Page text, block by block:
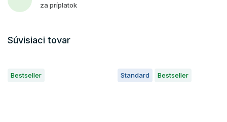
za príplatok
Súvisiaci tovar
Bestseller Standard Bestseller